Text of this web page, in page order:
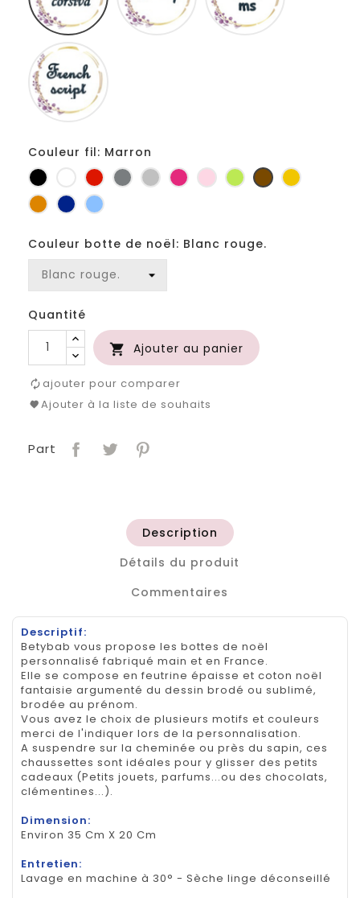
Couleur fil: Marron
Noir BlancRougeGris
foncé
Gris
clair
Fuchsia
RoseAnis MarronJaune
OrangeMarineBleu
Couleur botte de noël: Blanc rouge.
Quantité
 Ajouter au panier
ajouter pour comparer
Ajouter à la liste de souhaits
Part
Description
Détails du produit
Commentaires
Descriptif:
Betybab vous propose les bottes de noël
personnalisé fabriqué main et en France.
Elle se compose en feutrine épaisse et coton noël
fantaisie argumenté du dessin brodé ou sublimé,
brodée au prénom.
Vous avez le choix de plusieurs motifs et couleurs
merci de l'indiquer lors de la personnalisation.
A suspendre sur la cheminée ou près du sapin, ces
chaussettes sont idéales pour y glisser des petits
cadeaux (Petits jouets, parfums...ou des chocolats,
clémentines...).
Dimension:
Environ 35 Cm X 20 Cm
Entretien:
Lavage en machine à 30° - Sèche linge déconseillé